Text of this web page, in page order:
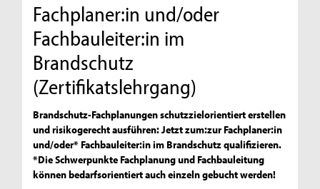
Fachplaner:in und/oder
Fachbauleiter:in im
Brandschutz
(Zertifikatslehrgang)
Brandschutz-Fachplanungen schutzzielorientiert erstellen
und risikogerecht ausführen: Jetzt zum:zur Fachplaner:in
und/oder* Fachbauleiter:in im Brandschutz qualifizieren.
*Die Schwerpunkte Fachplanung und Fachbauleitung
können bedarfsorientiert auch einzeln gebucht werden!